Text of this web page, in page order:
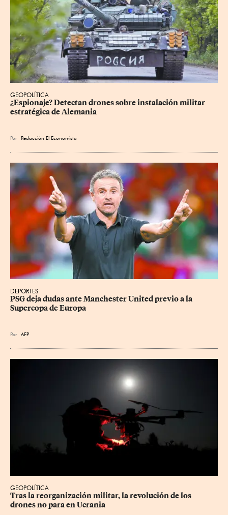
GEOPOLÍTICA
¿Espionaje? Detectan drones sobre instalación militar
estratégica de Alemania
Por Redacción El Economista
DEPORTES
PSG deja dudas ante Manchester United previo a la
Supercopa de Europa
Por AFP
GEOPOLÍTICA
Tras la reorganización militar, la revolución de los
drones no para en Ucrania